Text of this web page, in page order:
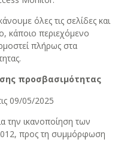
όλες τις σελίδες και
κάποιο περιεχόμενο
πλήρως στα
προσβασιμότητας
09/05/2025
την ικανοποίηση των
προς τη συμμόρφωση